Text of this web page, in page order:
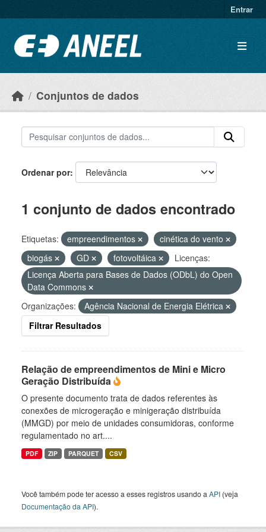
Entrar
Conjuntos de dados
Ordenar por
1 conjunto de dados encontrado
Etiquetas: empreendimentos
cinética do vento
biogás
GD fotovoltáica
Licenças:
Licença Aberta para Bases de Dados (ODbL) do Open
Data Commons
Organizações:
Agência Nacional de Energia Elétrica
Filtrar Resultados
Relação de empreendimentos de Mini e Micro
Geração Distribuída
O presente documento trata de dados referentes às
conexões de microgeração e minigeração distribuída
(MMGD) por meio de unidades consumidoras, conforme
regulamentado no art....
PDF ZIP PARQUET CSV
Você também pode ter acesso a esses registros usando a API (veja
Documentação da API).